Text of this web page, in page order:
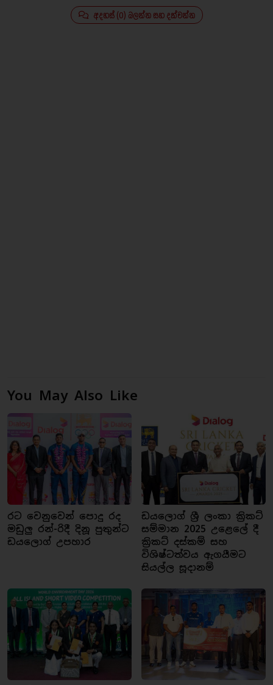
අදහස් (0) බලන්න සහ දක්වන්න
You May Also Like
රට වෙනුවෙන් පොදු රද
මඩුලු රන්-රිදී දිනූ පුතුන්ට
ඩයලොග් උපහාර
ඩයලොග් ශ්‍රී ලංකා ක්‍රිකට්
සම්මාන 2025 උළෙලේ දී
ක්‍රිකට් දස්කම් සහ
විශිෂ්ටත්වය ඇගයීමට
සියල්ල සූදානම්